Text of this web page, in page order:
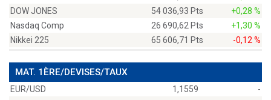
DOW JONES
54 036,93 Pts
+0,28 %
Nasdaq Comp
26 690,62 Pts
+1,30 %
Nikkei 225
65 606,71 Pts -0,12 %
MAT. 1ÈRE/DEVISES/TAUX
EUR/USD 1,1559
-